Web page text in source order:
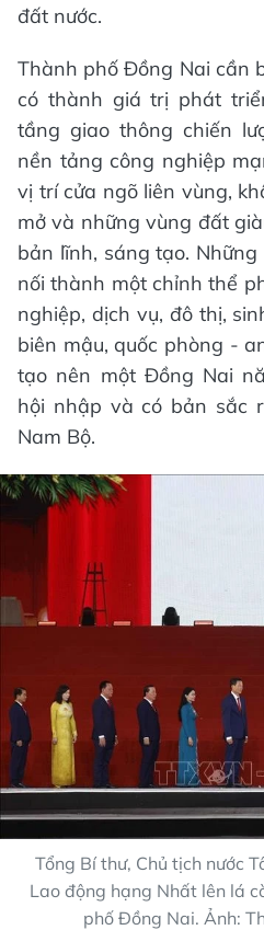
đất nước.
Thành phố Đồng Nai cần
có thành giá trị phát
tầng giao thông chiến
nền tảng công nghiệp
vị trí cửa ngõ liên vùng,
mở và những vùng đất
bản lĩnh, sáng tạo.
nối thành một chỉnh thể
nghiệp, dịch vụ, đô thị,
biên mậu, quốc phòng -
tạo nên một Đồng Nai
hội nhập và có bản sắc
Nam Bộ.
Tổng Bí thư, Chủ tịch nước
Lao động hạng Nhất lên lá
phố Đồng Nai. Ảnh: